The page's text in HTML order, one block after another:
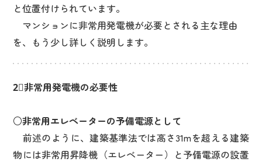
と位置付けられています。
マンションに非常用発電機が必要とされる主な理由
を、もう少し詳しく説明します。
2⃣非常用発電機の必要性
○非常用エレベーターの予備電源として
前述のように、建築基準法では高さ31mを超える建築
物には非常用昇降機（エレベーター）と予備電源の設置